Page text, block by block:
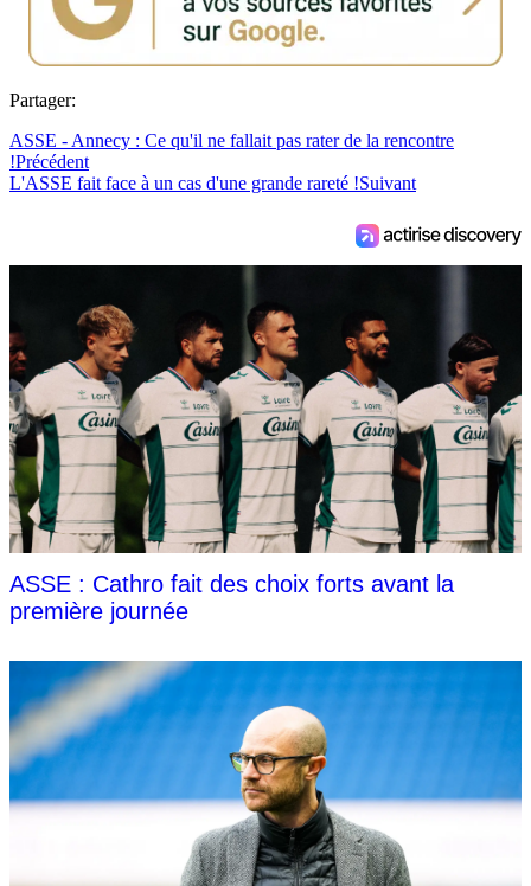
Partager:
ASSE - Annecy : Ce qu'il ne fallait pas rater de la rencontre
!Précédent
L'ASSE fait face à un cas d'une grande rareté !Suivant
ASSE : Cathro fait des choix forts avant la
première journée